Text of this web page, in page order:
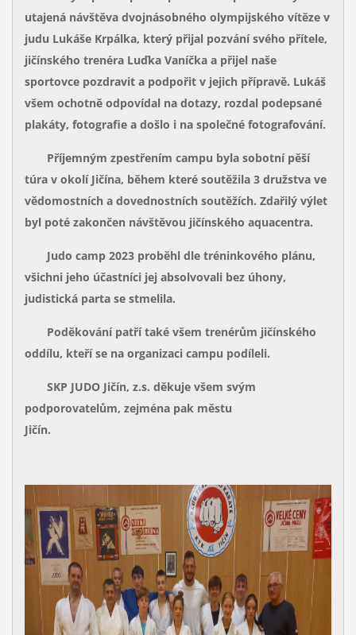
utajená návštěva dvojnásobného olympijského vítěze v
judu Lukáše Krpálka, který přijal pozvání svého přítele,
jičínského trenéra Luďka Vaníčka a přijel naše
sportovce pozdravit a podpořit v jejich přípravě. Lukáš
všem ochotně odpovídal na dotazy, rozdal podepsané
plakáty, fotografie a došlo i na společné fotografování.
Příjemným zpestřením campu byla sobotní pěší
túra v okolí Jičína, během které soutěžila 3 družstva ve
vědomostních a dovednostních soutěžích. Zdařilý výlet
byl poté zakončen návštěvou jičínského aquacentra.
Judo camp 2023 proběhl dle tréninkového plánu,
všichni jeho účastníci jej absolvovali bez úhony,
judistická parta se stmelila.
Poděkování patří také všem trenérům jičínského
oddílu, kteří se na organizaci campu podíleli.
SKP JUDO Jičín, z.s. děkuje všem svým
podporovatelům, zejména pak městu
Jičín.